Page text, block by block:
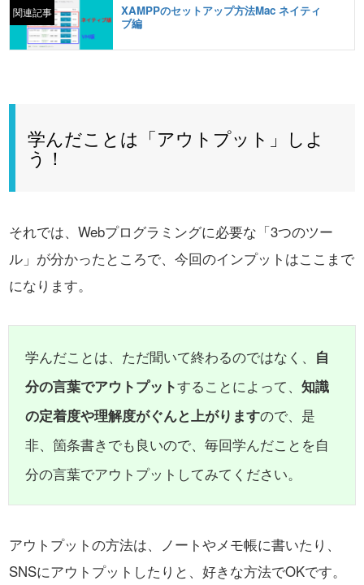
関連記事
XAMPPのセットアップ方法Mac ネイティ
ブ編
学んだことは「アウトプット」しよ
う！
それでは、Webプログラミングに必要な「3つのツー
ル」が分かったところで、今回のインプットはここまで
になります。
学んだことは、ただ聞いて終わるのではなく、 自
分の言葉でアウトプットすることによって、 知識
の定着度や理解度がぐんと上がりますので、是
非、箇条書きでも良いので、毎回学んだことを自
分の言葉でアウトプットしてみてください。
アウトプットの方法は、ノートやメモ帳に書いたり、
SNSにアウトプットしたりと、好きな方法でOKです。